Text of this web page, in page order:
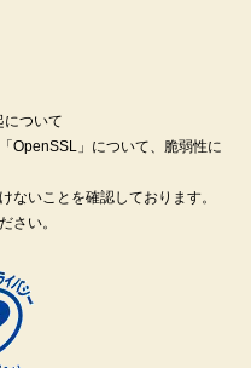
について
OpenSSL」について、脆弱性に
ないことを確認しております。
さい。